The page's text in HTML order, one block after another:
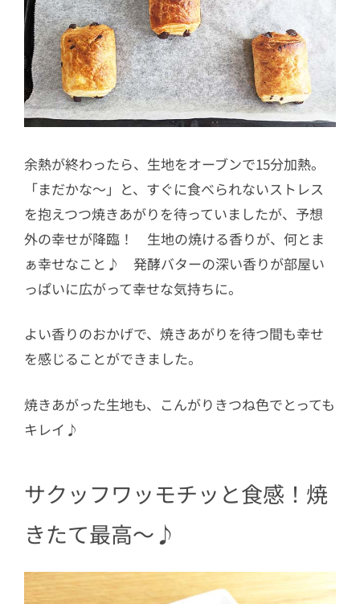
余熱が終わったら、生地をオーブンで15分加熱。
「まだかな〜」と、すぐに食べられないストレス
を抱えつつ焼きあがりを待っていましたが、予想
外の幸せが降臨！ 生地の焼ける香りが、何とま
ぁ幸せなこと♪ 発酵バターの深い香りが部屋い
っぱいに広がって幸せな気持ちに。
よい香りのおかげで、焼きあがりを待つ間も幸せ
を感じることができました。
焼きあがった生地も、こんがりきつね色でとっても
キレイ♪
サクッフワッモチッと食感！焼
きたて最高〜♪